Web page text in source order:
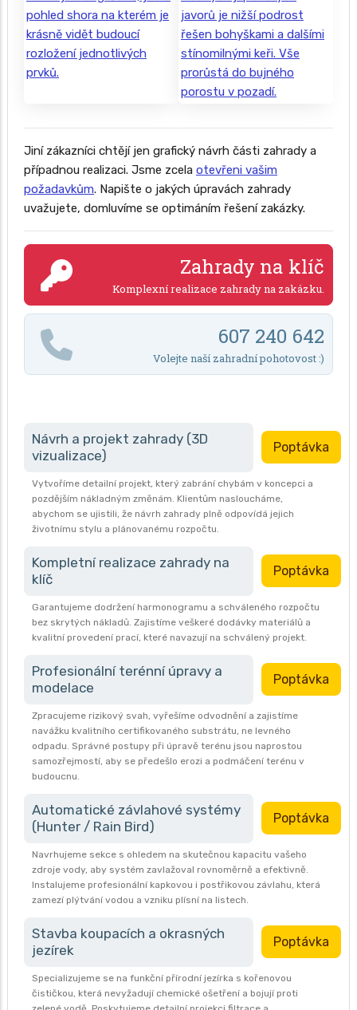
Jiní zákazníci chtějí jen grafický návrh části zahrady a
případnou realizaci. Jsme zcela otevřeni vašim
požadavkům. Napište o jakých úpravách zahrady
uvažujete, domluvíme se optimáním řešení zakázky.
Zahrady na klíč
Komplexní realizace zahrady na zakázku.
607 240 642
Volejte naší zahradní pohotovost :)
Návrh a projekt zahrady (3D
vizualizace)
Poptávka
Vytvoříme detailní projekt, který zabrání chybám v koncepci a
pozdějším nákladným změnám. Klientům nasloucháme,
abychom se ujistili, že návrh zahrady plně odpovídá jejich
životnímu stylu a plánovanému rozpočtu.
Kompletní realizace zahrady na
klíč
Poptávka
Garantujeme dodržení harmonogramu a schváleného rozpočtu
bez skrytých nákladů. Zajistíme veškeré dodávky materiálů a
kvalitní provedení prací, které navazují na schválený projekt.
Profesionální terénní úpravy a
modelace
Poptávka
Zpracujeme rizikový svah, vyřešíme odvodnění a zajistíme
navážku kvalitního certifikovaného substrátu, ne levného
odpadu. Správné postupy při úpravě terénu jsou naprostou
samozřejmostí, aby se předešlo erozi a podmáčení terénu v
budoucnu.
Automatické závlahové systémy
(Hunter / Rain Bird)
Poptávka
Navrhujeme sekce s ohledem na skutečnou kapacitu vašeho
zdroje vody, aby systém zavlažoval rovnoměrně a efektivně.
Instalujeme profesionální kapkovou i postřikovou závlahu, která
zamezí plýtvání vodou a vzniku plísní na listech.
Stavba koupacích a okrasných
jezírek
Poptávka
Specializujeme se na funkční přírodní jezírka s kořenovou
čističkou, která nevyžadují chemické ošetření a bojují proti